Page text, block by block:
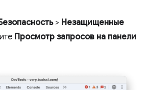
> Незащищенные
Просмотр запросов на панели